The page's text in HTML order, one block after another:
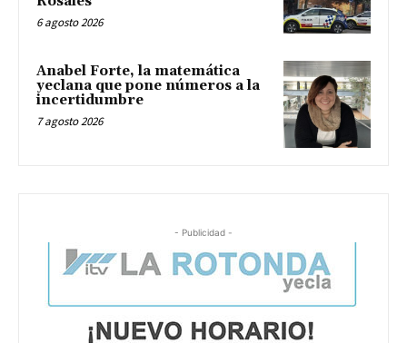
6 agosto 2026
Anabel Forte, la matemática
yeclana que pone números a la
incertidumbre
7 agosto 2026
- Publicidad -